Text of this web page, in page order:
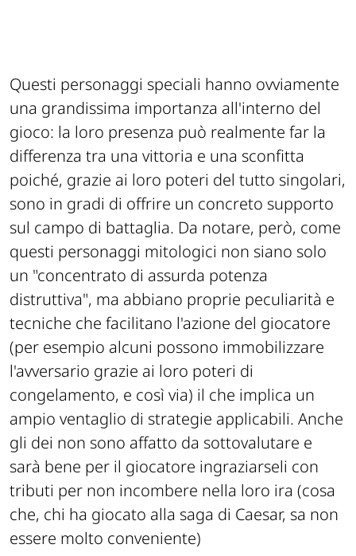
Questi personaggi speciali hanno ovviamente
una grandissima importanza all'interno del
gioco: la loro presenza può realmente far la
differenza tra una vittoria e una sconfitta
poiché, grazie ai loro poteri del tutto singolari,
sono in gradi di offrire un concreto supporto
sul campo di battaglia. Da notare, però, come
questi personaggi mitologici non siano solo
un "concentrato di assurda potenza
distruttiva", ma abbiano proprie peculiarità e
tecniche che facilitano l'azione del giocatore
(per esempio alcuni possono immobilizzare
l'avversario grazie ai loro poteri di
congelamento, e così via) il che implica un
ampio ventaglio di strategie applicabili. Anche
gli dei non sono affatto da sottovalutare e
sarà bene per il giocatore ingraziarseli con
tributi per non incombere nella loro ira (cosa
che, chi ha giocato alla saga di Caesar, sa non
essere molto conveniente)